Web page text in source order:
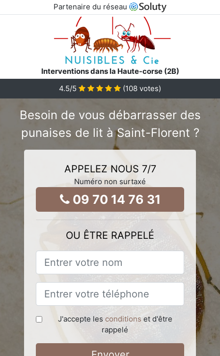
Partenaire du réseau
Interventions dans la Haute-corse (2B)
4.5/5 (108 votes)
Besoin de vous débarrasser des
punaises de lit à Saint-Florent ?
APPELEZ NOUS 7/7
Numéro non surtaxé
09 70 14 76 31
OU ÊTRE RAPPELÉ
J'accepte les conditions et d'être
rappelé